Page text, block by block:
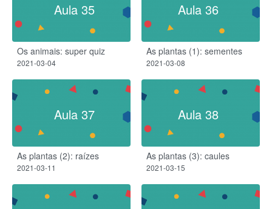
Aula 35
Os animais: super quiz
2021-03-04
Aula 36
As plantas (1): sementes
2021-03-08
Aula 37
As plantas (2): raízes​
2021-03-11
Aula 38
As plantas (3): caules
2021-03-15